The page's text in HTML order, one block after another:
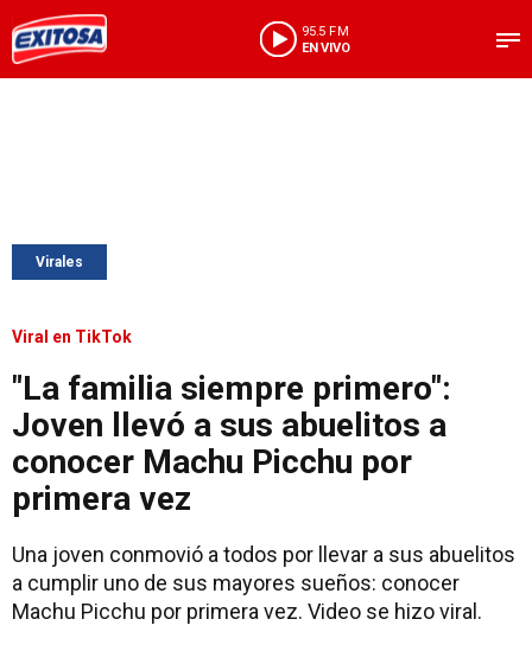
95.5 FM
EN VIVO
Virales
Viral en TikTok
"La familia siempre primero":
Joven llevó a sus abuelitos a
conocer Machu Picchu por
primera vez
Una joven conmovió a todos por llevar a sus abuelitos
a cumplir uno de sus mayores sueños: conocer
Machu Picchu por primera vez. Video se hizo viral.